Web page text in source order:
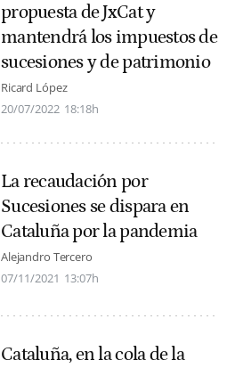
propuesta de JxCat y
mantendrá los impuestos de
sucesiones y de patrimonio
Ricard López
20/07/2022 18:18h
La recaudación por
Sucesiones se dispara en
Cataluña por la pandemia
Alejandro Tercero
07/11/2021 13:07h
Cataluña, en la cola de la